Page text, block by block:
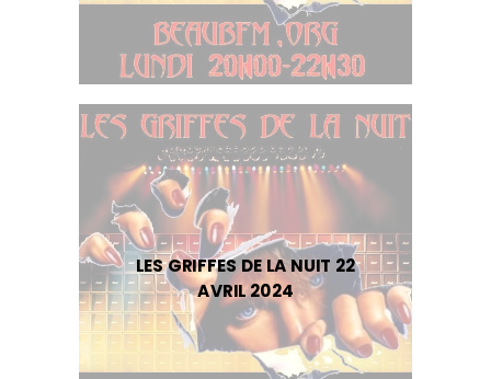
LES GRIFFES DE LA NUIT 22
AVRIL 2024